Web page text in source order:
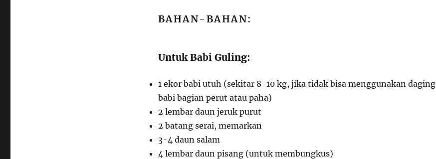
BAHAN-BAHAN:
Untuk Babi Guling:
1 ekor babi utuh (sekitar 8-10 kg, jika tidak bisa menggunakan daging
babi bagian perut atau paha)
2 lembar daun jeruk purut
2 batang serai, memarkan
3-4 daun salam
4 lembar daun pisang (untuk membungkus)